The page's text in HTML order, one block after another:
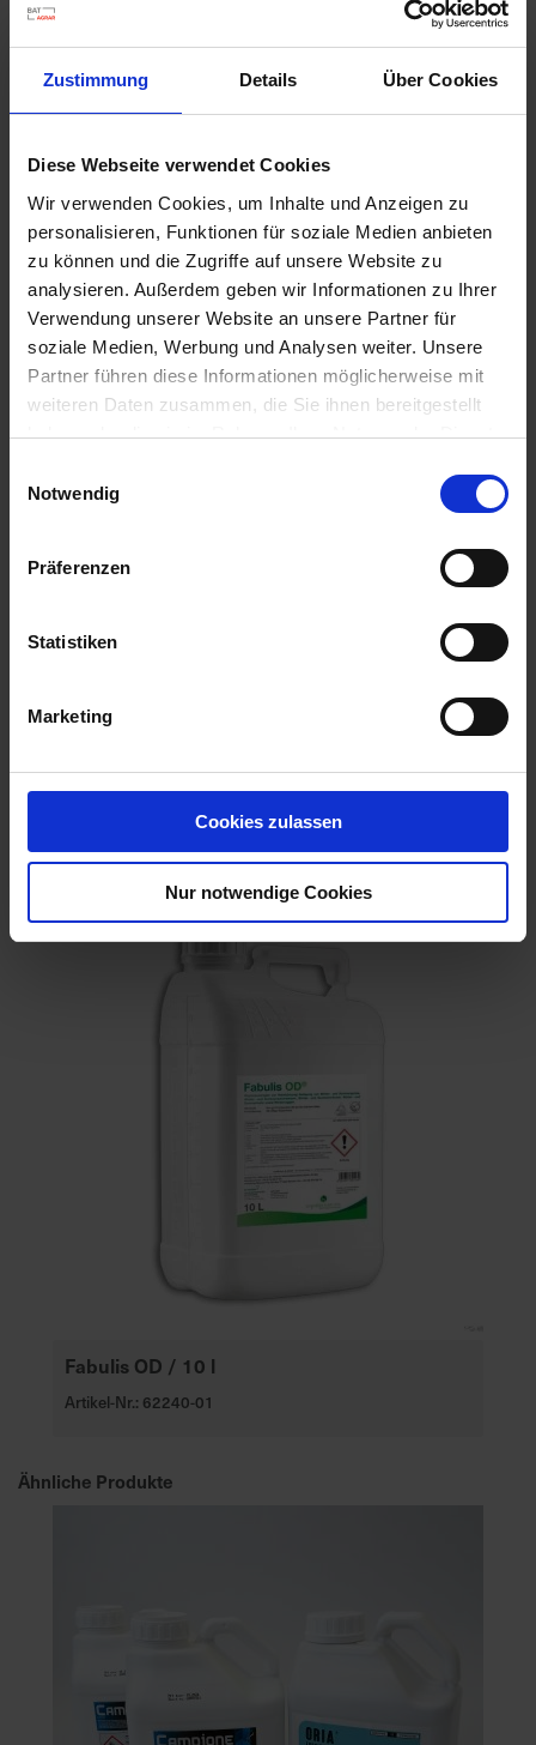
Zustimmung Details Über Cookies
Diese Webseite verwendet Cookies
Wir verwenden Cookies, um Inhalte und Anzeigen zu
personalisieren, Funktionen für soziale Medien anbieten
zu können und die Zugriffe auf unsere Website zu
analysieren. Außerdem geben wir Informationen zu Ihrer
Verwendung unserer Website an unsere Partner für
soziale Medien, Werbung und Analysen weiter. Unsere
Partner führen diese Informationen möglicherweise mit
weiteren Daten zusammen, die Sie ihnen bereitgestellt
haben oder die sie im Rahmen Ihrer Nutzung der Dienste
Notwendig
Präferenzen
Statistiken
Marketing
Cookies zulassen
Nur notwendige Cookies
ACHTUNG
Sicherheitshinweise
P101-IST ÄRZTLICHER RAT ERFORDERLICH,
VERPACKUNG ODER KENNZEICHNUNGSETIKETT
P102-DARF...
Zulassungsende
31.10.2028
Zulassungsanfang
22.12.2020
Zulassungsstatus
Zugelassen
Zugelassene Schaderreger
BLATTFLECKENKRANKHEIT: GERSTE, ROST-BRAUN:
NETZFLECKENKRANKHEIT: GERSTE,...
Anwendungsbestimmungen
DURCH DIE ZULASSUNG FESTGELEGTEN
Fabulis OD / 10 l
Artikel-Nr.: 62240-01
Ähnliche Produkte